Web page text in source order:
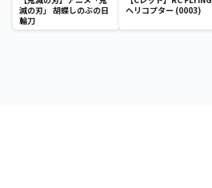
滅の刃」 胡蝶しのぶの日
輪刀
ヘリコプター (0003)